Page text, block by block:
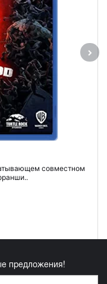
совместном
предложения!